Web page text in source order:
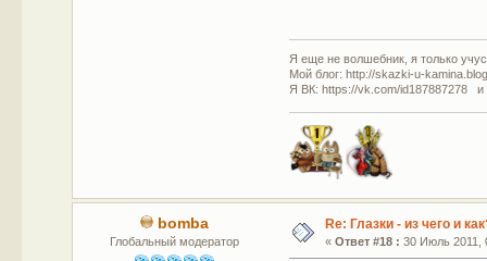
Я еще не волшебник, я только
Мой блог: http://skazki-u-
Я ВК: https://vk.com/id187887278 и
bomba
Глобальный модератор
Re: Глазки - из чего и
« Ответ #18 : 30 Июль 2011,